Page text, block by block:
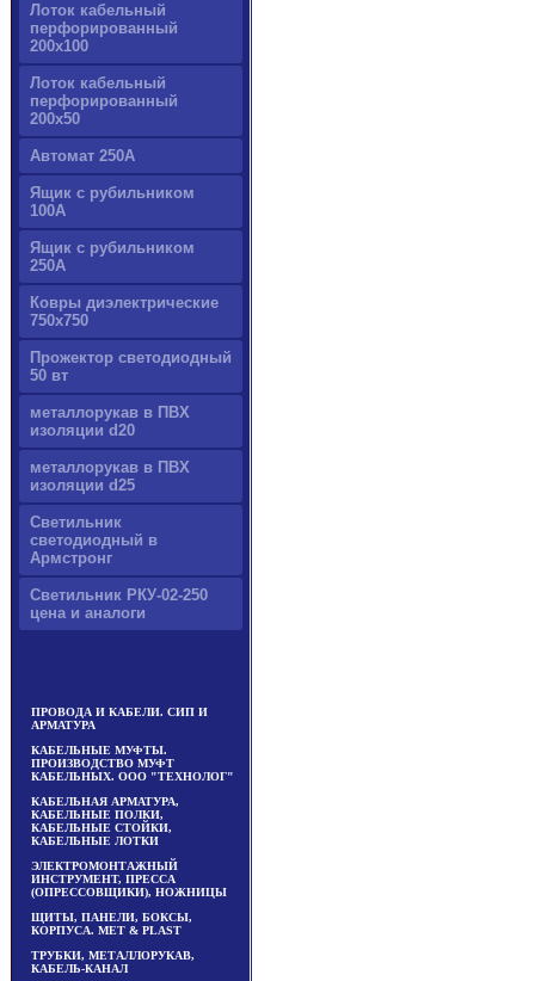
Лоток кабельный
перфорированный
200х100
Лоток кабельный
перфорированный
200х50
Автомат 250А
Ящик с рубильником
100А
Ящик с рубильником
250А
Ковры диэлектрические
750х750
Прожектор светодиодный
50 вт
металлорукав в ПВХ
изоляции d20
металлорукав в ПВХ
изоляции d25
Светильник
светодиодный в
Армстронг
Светильник РКУ-02-250
цена и аналоги
ПРОВОДА И КАБЕЛИ. СИП И
АРМАТУРА
КАБЕЛЬНЫЕ МУФТЫ.
ПРОИЗВОДСТВО МУФТ
КАБЕЛЬНЫХ. ООО "ТЕХНОЛОГ"
КАБЕЛЬНАЯ АРМАТУРА,
КАБЕЛЬНЫЕ ПОЛКИ,
КАБЕЛЬНЫЕ СТОЙКИ,
КАБЕЛЬНЫЕ ЛОТКИ
ЭЛЕКТРОМОНТАЖНЫЙ
ИНСТРУМЕНТ, ПРЕССА
(ОПРЕССОВЩИКИ), НОЖНИЦЫ
ЩИТЫ, ПАНЕЛИ, БОКСЫ,
КОРПУСА. MET & PLAST
ТРУБКИ, МЕТАЛЛОРУКАВ,
КАБЕЛЬ-КАНАЛ